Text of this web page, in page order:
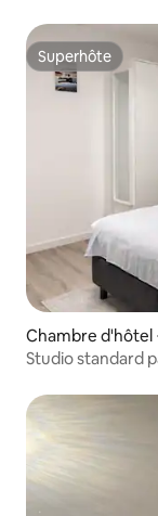
Superhôte
Superhôte
Chambre d'hôtel
Studio standard